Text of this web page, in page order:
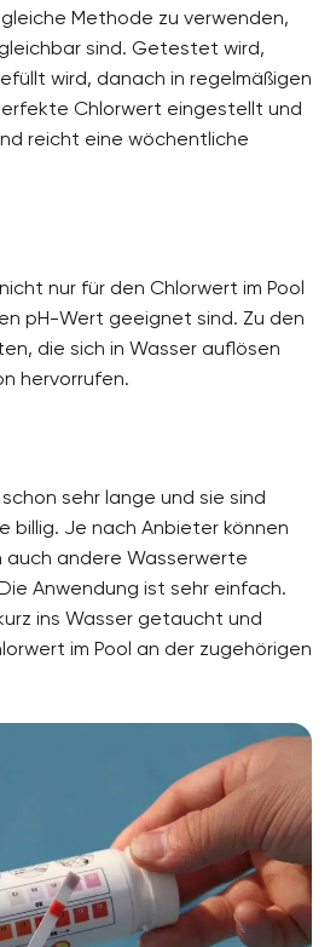
Methode zu verwenden,
sind. Getestet wird,
wird, danach in regelmäßigen
Chlorwert eingestellt und
reicht eine wöchentliche
nur für den Chlorwert im Pool
pH-Wert geeignet sind. Zu den
die sich in Wasser auflösen
hervorrufen.
sehr lange und sie sind
billig. Je nach Anbieter können
andere Wasserwerte
Anwendung ist sehr einfach.
ins Wasser getaucht und
im Pool an der zugehörigen